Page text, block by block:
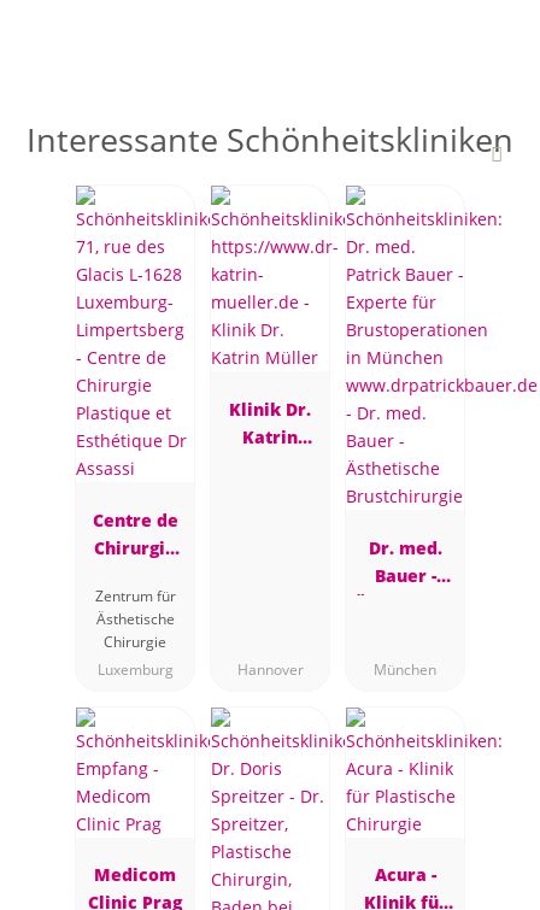
Interessante Schönheitskliniken
Centre de
Chirurgie
Esthétique
Dr Assassi
Zentrum für
Ästhetische
Chirurgie
Luxemburg
Klinik Dr.
Katrin
Hannover
Dr. med.
Bauer -
Ästhetische
München
Medicom
Clinic Prag
Acura -
Klinik für